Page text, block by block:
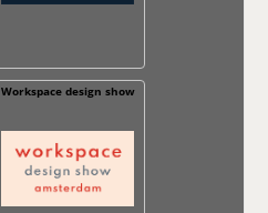
Workspace design show